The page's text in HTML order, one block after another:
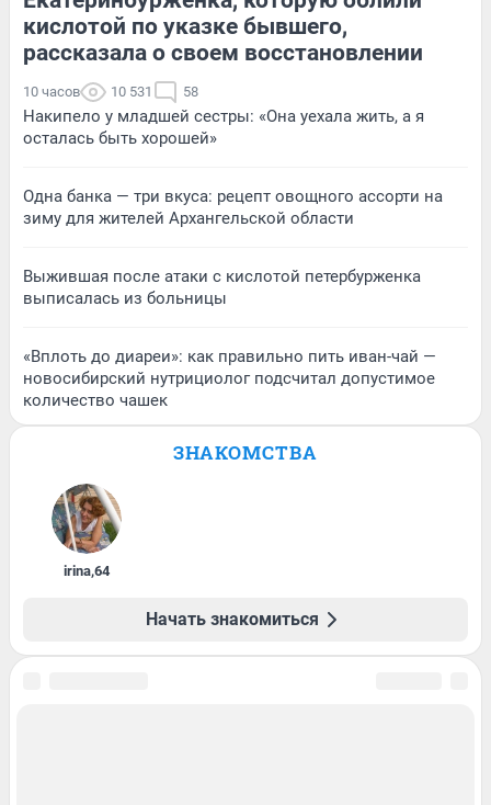
кислотой по указке бывшего,
рассказала о своем восстановлении
10 часов 10 531 58
Накипело у младшей сестры: «Она уехала жить, а я
осталась быть хорошей»
Одна банка — три вкуса: рецепт овощного ассорти на
зиму для жителей Архангельской области
Выжившая после атаки с кислотой петербурженка
выписалась из больницы
«Вплоть до диареи»: как правильно пить иван-чай —
новосибирский нутрициолог подсчитал допустимое
количество чашек
ЗНАКОМСТВА
irina,64
Начать знакомиться